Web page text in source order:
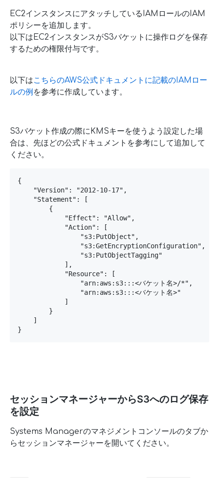
EC2インスタンスにアタッチしているIAMロールのIAM
ポリシーを追加します。
以下はEC2インスタンスがS3バケットに操作ログを保存
するための権限付与です。
以下はこちらのAWS公式ドキュメントに記載のIAMロー
ルの例 を参考に作成しています。
S3バケット作成の際にKMSキーを使うよう設定した場
合は、先ほどの公式ドキュメントを参考にして追加して
ください。
{
    "Version": "2012-10-17",
    "Statement": [
        {
            "Effect": "Allow",
            "Action": [
                "s3:PutObject",
                "s3:GetEncryptionConfiguration",
                "s3:PutObjectTagging"
            ],
            "Resource": [
                "arn:aws:s3:::<バケット名>/*",
                "arn:aws:s3:::<バケット名>"
            ]
        }
    ]
}
セッションマネージャーからS3へのログ保存
を設定
Systems Managerのマネジメントコンソールのタブか
らセッションマネージャーを開いてください。